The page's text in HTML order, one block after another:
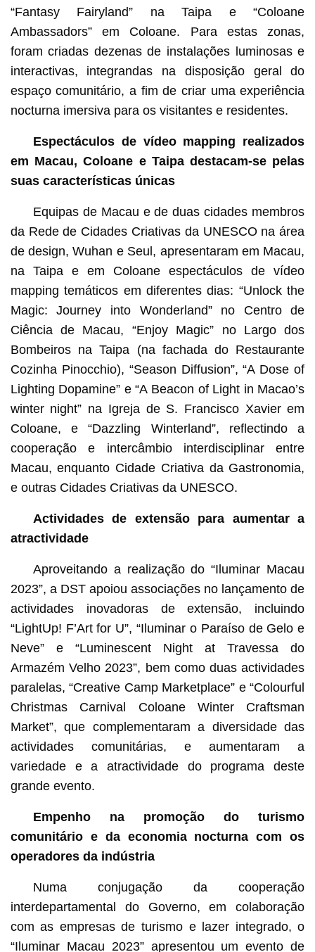
“Fantasy Fairyland” na Taipa e “Coloane
Ambassadors” em Coloane. Para estas zonas,
foram criadas dezenas de instalações luminosas e
interactivas, integrandas na disposição geral do
espaço comunitário, a fim de criar uma experiência
nocturna imersiva para os visitantes e residentes.
Espectáculos de vídeo mapping realizados
em Macau, Coloane e Taipa destacam-se pelas
suas características únicas
Equipas de Macau e de duas cidades membros
da Rede de Cidades Criativas da UNESCO na área
de design, Wuhan e Seul, apresentaram em Macau,
na Taipa e em Coloane espectáculos de vídeo
mapping temáticos em diferentes dias: “Unlock the
Magic: Journey into Wonderland” no Centro de
Ciência de Macau, “Enjoy Magic” no Largo dos
Bombeiros na Taipa (na fachada do Restaurante
Cozinha Pinocchio), “Season Diffusion”, “A Dose of
Lighting Dopamine” e “A Beacon of Light in Macao’s
winter night” na Igreja de S. Francisco Xavier em
Coloane, e “Dazzling Winterland”, reflectindo a
cooperação e intercâmbio interdisciplinar entre
Macau, enquanto Cidade Criativa da Gastronomia,
e outras Cidades Criativas da UNESCO.
Actividades de extensão para aumentar a
atractividade
Aproveitando a realização do “Iluminar Macau
2023”, a DST apoiou associações no lançamento de
actividades inovadoras de extensão, incluindo
“LightUp! F’Art for U”, “Iluminar o Paraíso de Gelo e
Neve” e “Luminescent Night at Travessa do
Armazém Velho 2023”, bem como duas actividades
paralelas, “Creative Camp Marketplace” e “Colourful
Christmas Carnival Coloane Winter Craftsman
Market”, que complementaram a diversidade das
actividades comunitárias, e aumentaram a
variedade e a atractividade do programa deste
grande evento.
Empenho na promoção do turismo
comunitário e da economia nocturna com os
operadores da indústria
Numa conjugação da cooperação
interdepartamental do Governo, em colaboração
com as empresas de turismo e lazer integrado, o
“Iluminar Macau 2023” apresentou um evento de